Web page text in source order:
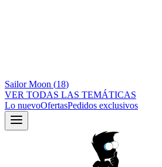
Sailor Moon (18)
VER TODAS LAS TEMÁTICAS
Lo nuevoOfertasPedidos exclusivos